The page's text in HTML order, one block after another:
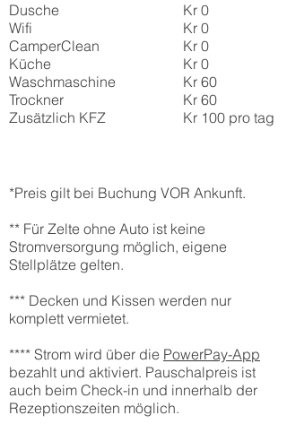
Dusche
Wifi
CamperClean
Küche
Waschmaschine
Trockner
Zusätzlich KFZ
Kr 0
Kr 0
Kr 0
Kr 0
Kr 60
Kr 60
Kr 100 pro tag
*Preis gilt bei Buchung VOR Ankunft.
** Für Zelte ohne Auto ist keine
Stromversorgung möglich, eigene
Stellplätze gelten.
*** Decken und Kissen werden nur
komplett vermietet.
**** Strom wird über die PowerPay-App
bezahlt und aktiviert. Pauschalpreis ist
auch beim Check-in und innerhalb der
Rezeptionszeiten möglich.